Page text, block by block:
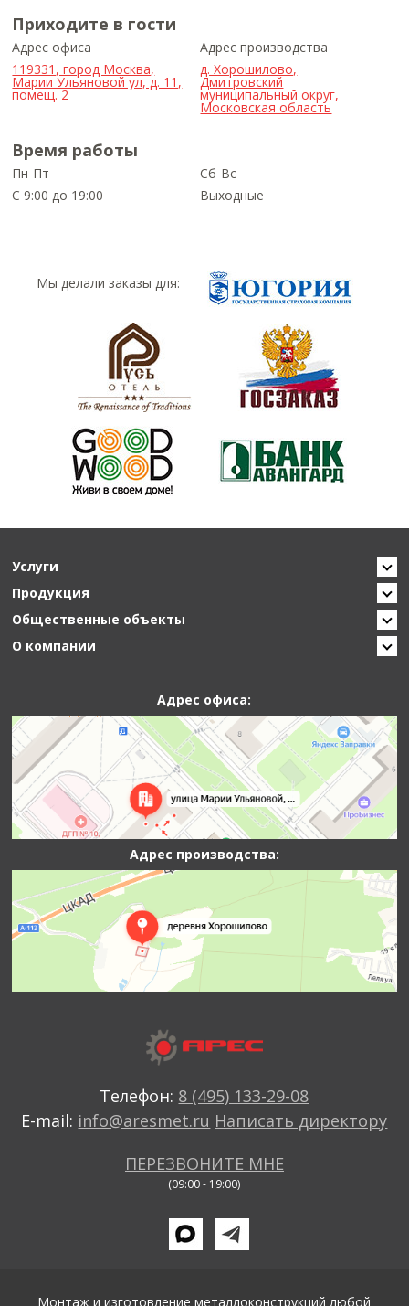
Приходите в гости
Адрес офиса
119331, город Москва,
Марии Ульяновой ул, д. 11,
помещ. 2
Адрес производства
д. Хорошилово,
Дмитровский
муниципальный округ,
Московская область
Время работы
Пн-Пт
С 9:00 до 19:00
Сб-Вс
Выходные
Мы делали заказы для:
Услуги
Продукция
Общественные объекты
О компании
Адрес офиса:
Адрес производства:
Телефон: 8 (495) 133-29-08
E-mail: info@aresmet.ru Написать директору
ПЕРЕЗВОНИТЕ МНЕ
(09:00 - 19:00)
Монтаж и изготовление металлоконструкций любой